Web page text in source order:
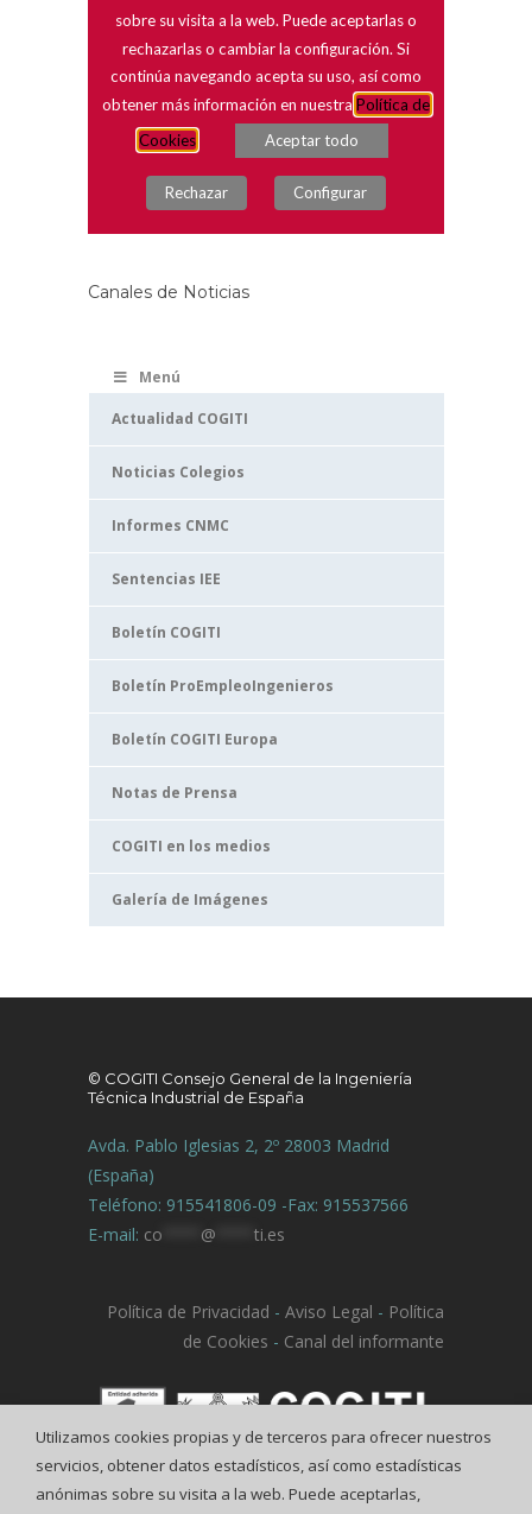
Canales de Noticias
Menú
Actualidad COGITI
Noticias Colegios
Informes CNMC
Sentencias IEE
Boletín COGITI
Boletín ProEmpleoIngenieros
Boletín COGITI Europa
Notas de Prensa
COGITI en los medios
Galería de Imágenes
© COGITI Consejo General de la Ingeniería
Técnica Industrial de España
Avda. Pablo Iglesias 2, 2º 28003 Madrid
(España)
Teléfono: 915541806-09 -Fax: 915537566
E-mail: co @ ti.es
Política de Privacidad - Aviso Legal - Política
de Cookies - Canal del informante
Utilizamos cookies propias y de terceros para ofrecer nuestros
servicios, obtener datos estadísticos, así como estadísticas
anónimas sobre su visita a la web. Puede aceptarlas,